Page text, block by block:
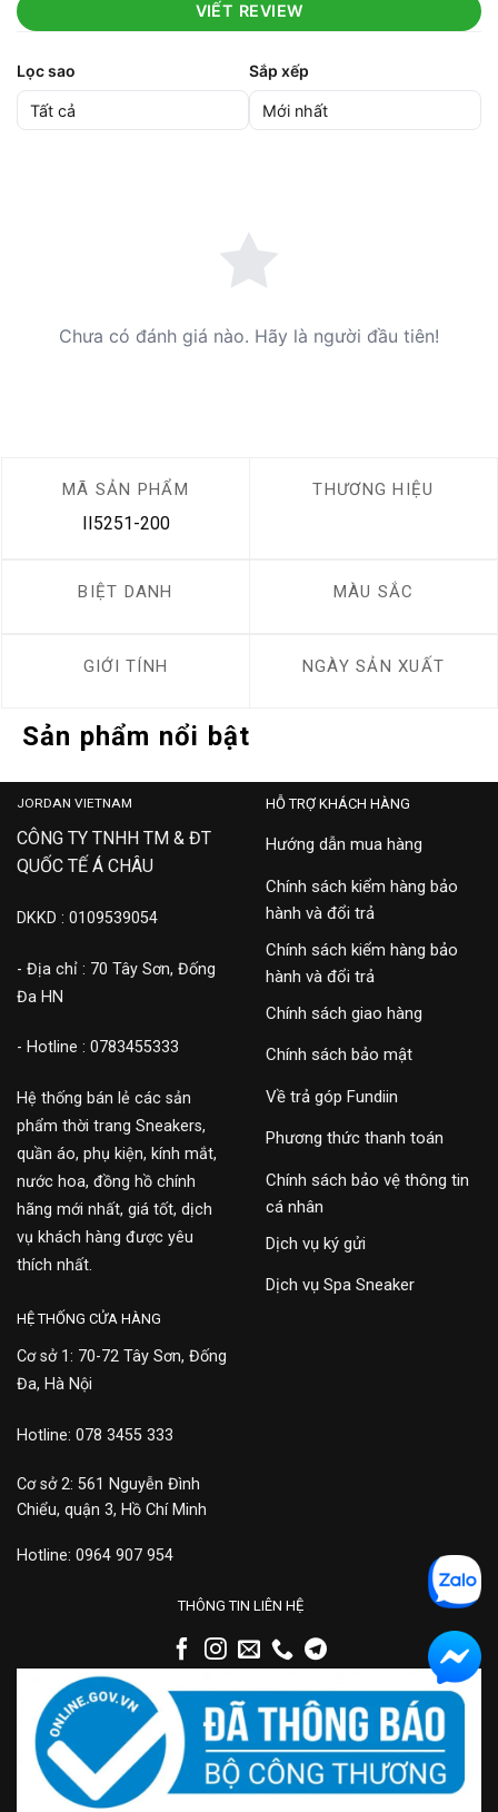
VIẾT REVIEW
Lọc sao Sắp xếp
Chưa có đánh giá nào. Hãy là người đầu tiên!
MÃ SẢN PHẨM
II5251-200
THƯƠNG HIỆU
BIỆT DANH MÀU SẮC
GIỚI TÍNH NGÀY SẢN XUẤT
Sản phẩm nổi bật
JORDAN VIETNAM
CÔNG TY TNHH TM & ĐT
QUỐC TẾ Á CHÂU
DKKD : 0109539054
- Địa chỉ : 70 Tây Sơn, Đống
Đa HN
- Hotline : 0783455333
Hệ thống bán lẻ các sản
phẩm thời trang Sneakers,
quần áo, phụ kiện, kính mắt,
nước hoa, đồng hồ chính
hãng mới nhất, giá tốt, dịch
vụ khách hàng được yêu
thích nhất.
HỖ TRỢ KHÁCH HÀNG
Hướng dẫn mua hàng
Chính sách kiểm hàng bảo
hành và đổi trả
Chính sách kiểm hàng bảo
hành và đổi trả
Chính sách giao hàng
Chính sách bảo mật
Về trả góp Fundiin
Phương thức thanh toán
Chính sách bảo vệ thông tin
cá nhân
Dịch vụ ký gửi
Dịch vụ Spa Sneaker
HỆ THỐNG CỬA HÀNG
Cơ sở 1: 70-72 Tây Sơn, Đống
Đa, Hà Nội
Hotline: 078 3455 333
Cơ sở 2: 561 Nguyễn Đình
Chiểu, quận 3, Hồ Chí Minh
Hotline: 0964 907 954
THÔNG TIN LIÊN HỆ